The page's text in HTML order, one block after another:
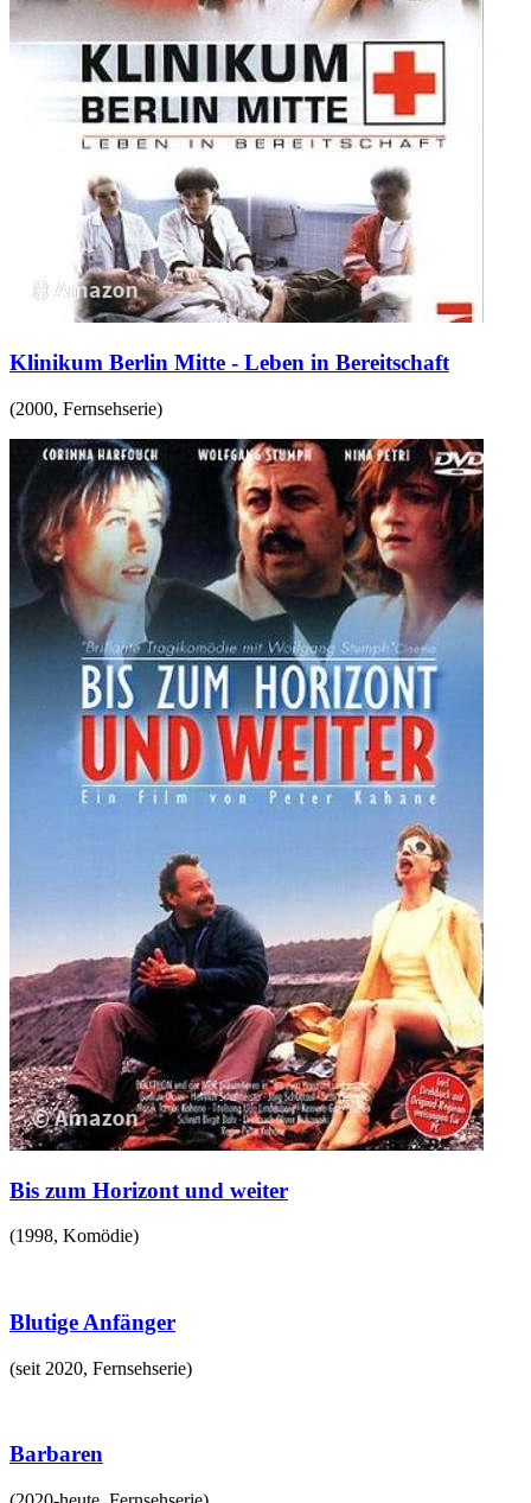
Klinikum Berlin Mitte - Leben in Bereitschaft
(2000, Fernsehserie)
Bis zum Horizont und weiter
(1998, Komödie)
Blutige Anfänger
(seit 2020, Fernsehserie)
Barbaren